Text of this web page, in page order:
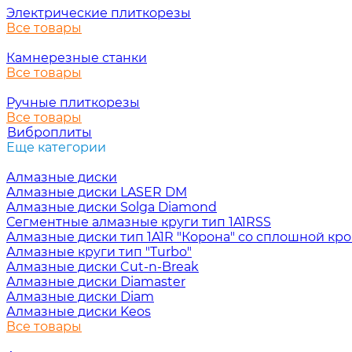
Электрические плиткорезы
Все товары
Камнерезные станки
Все товары
Ручные плиткорезы
Все товары
Виброплиты
Еще категории
Алмазные диски
Алмазные диски LASER DM
Алмазные диски Solga Diamond
Сегментные алмазные круги тип 1A1RSS
Алмазные диски тип 1A1R "Корона" со сплошной
Алмазные круги тип "Turbo"
Алмазные диски Cut-n-Break
Алмазные диски Diamaster
Алмазные диски Diam
Алмазные диски Keos
Все товары